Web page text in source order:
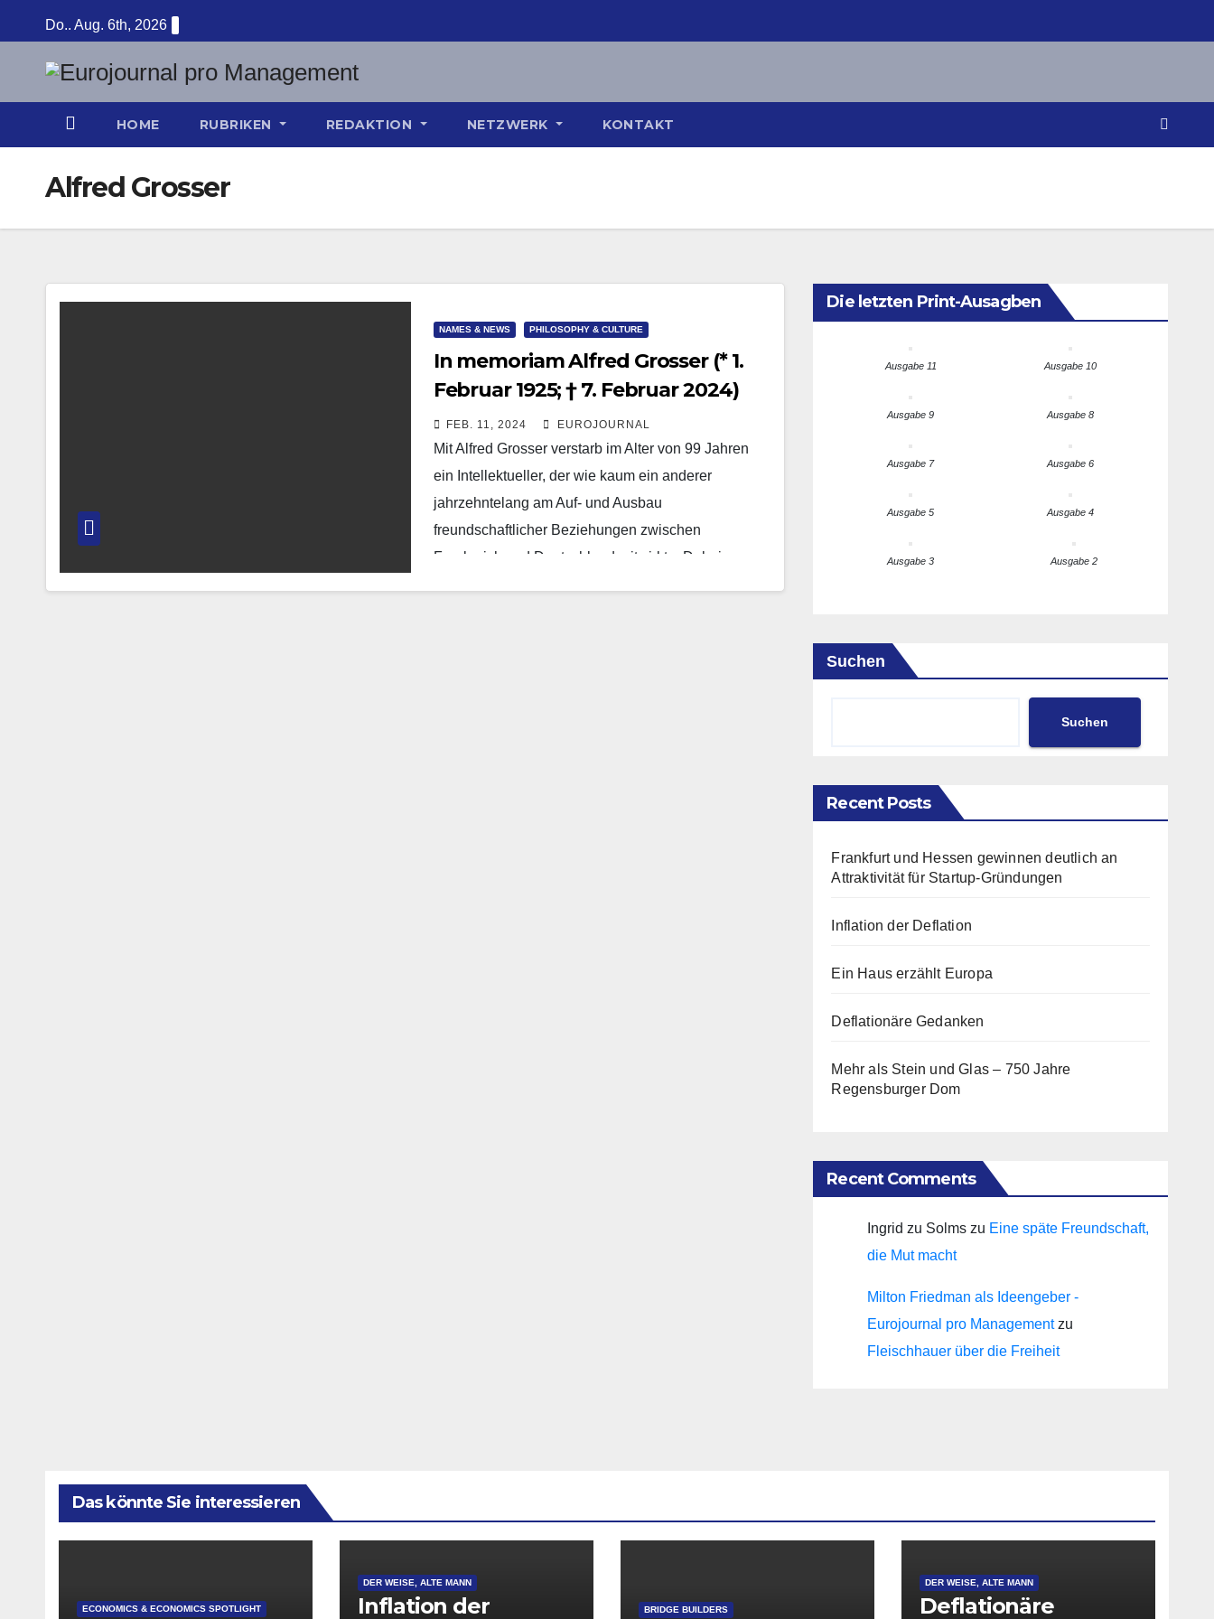
Inhalt
springen
Do.. Aug. 6th, 2026
HOME RUBRIKEN REDAKTION NETZWERK KONTAKT
Alfred Grosser
NAMES & NEWS PHILOSOPHY & CULTURE
In memoriam Alfred Grosser (* 1.
Februar 1925; † 7. Februar 2024)
FEB. 11, 2024 EUROJOURNAL
Mit Alfred Grosser verstarb im Alter von 99 Jahren
ein Intellektueller, der wie kaum ein anderer
jahrzehntelang am Auf- und Ausbau
freundschaftlicher Beziehungen zwischen
Frankreich und Deutschland mitwirkte. Dabei
Die letzten Print-Ausagben
Ausgabe 11 Ausgabe 10
Ausgabe 9 Ausgabe 8
Ausgabe 7 Ausgabe 6
Ausgabe 5 Ausgabe 4
Ausgabe 3 Ausgabe 2
Suchen
Suchen
Recent Posts
Frankfurt und Hessen gewinnen deutlich an
Attraktivität für Startup-Gründungen
Inflation der Deflation
Ein Haus erzählt Europa
Deflationäre Gedanken
Mehr als Stein und Glas – 750 Jahre
Regensburger Dom
Recent Comments
Ingrid zu Solms zu Eine späte Freundschaft,
die Mut macht
Milton Friedman als Ideengeber -
Eurojournal pro Managementzu
Fleischhauer über die Freiheit
Das könnte Sie interessieren
ECONOMICS & ECONOMICS SPOTLIGHT
DER WEISE, ALTE MANN
Inflation der
BRIDGE BUILDERS
DER WEISE, ALTE MANN
Deflationäre